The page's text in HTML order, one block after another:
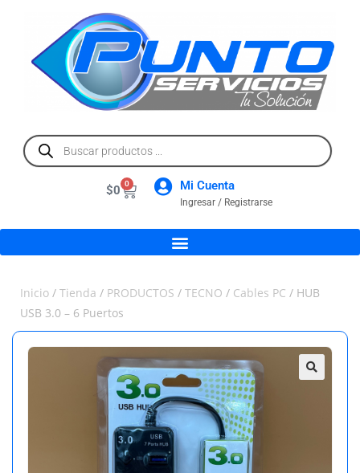
$0 0 Mi Cuenta
Ingresar / Registrarse
Inicio / Tienda / PRODUCTOS / TECNO / Cables PC / HUB
USB 3.0 – 6 Puertos